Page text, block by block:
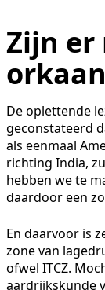
Zijn er
De oplettende
geconstateerd
als eenmaal
richting India,
hebben we te
daardoor een
En daarvoor is
zone van
ofwel ITCZ.
aardrijkskunde